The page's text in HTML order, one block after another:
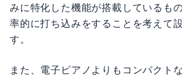
みに特化した機能が搭載しているも
率的に打ち込みをすることを考えて
す。
また、電子ピアノよりもコンパクト